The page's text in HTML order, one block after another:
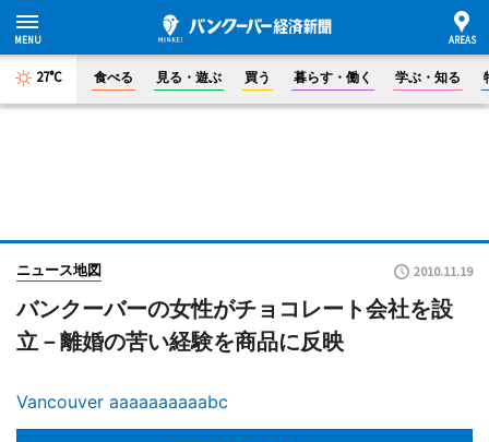
27°C 食べる 見る・遊ぶ 買う 暮らす・働く 学ぶ・知る
ニュース地図 2010.11.19
バンクーバーの女性がチョコレート会社を設
立－離婚の苦い経験を商品に反映
Vancouver aaaaaaaaaabc